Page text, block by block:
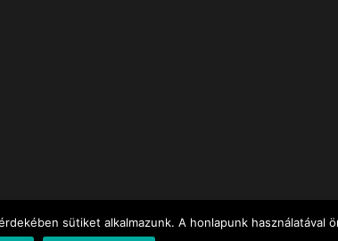
sütiket alkalmazunk. A honlapunk használatával